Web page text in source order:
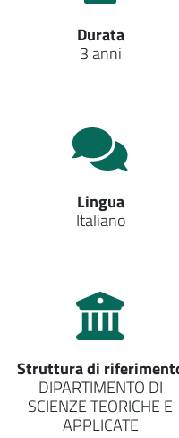
Durata
3 anni
Lingua
Italiano
Struttura di
DIPARTIMENTO DI
SCIENZE TEORICHE E
APPLICATE